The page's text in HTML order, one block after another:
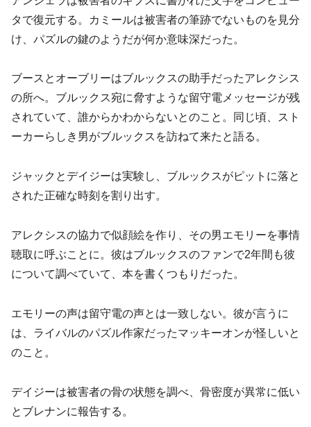
タで復元する。カミールは被害者の筆跡でないものを見分
け、パズルの鍵のようだが何か意味深だった。
ブースとオーブリーはブルックスの助手だったアレクシス
の所へ。ブルックス宛に脅すような留守電メッセージが残
されていて、誰からかわからないとのこと。同じ頃、スト
ーカーらしき男がブルックスを訪ねて来たと語る。
ジャックとデイジーは実験し、ブルックスがピットに落と
された正確な時刻を割り出す。
アレクシスの協力で似顔絵を作り、その男エモリーを事情
聴取に呼ぶことに。彼はブルックスのファンで2年間も彼
について調べていて、本を書くつもりだった。
エモリーの声は留守電の声とは一致しない。彼が言うに
は、ライバルのパズル作家だったマッキーオンが怪しいと
のこと。
デイジーは被害者の骨の状態を調べ、骨密度が異常に低い
とブレナンに報告する。